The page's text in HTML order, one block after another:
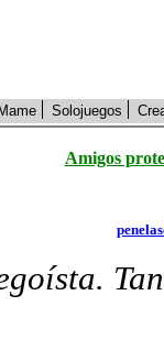
Mame Solojuegos
Amigos